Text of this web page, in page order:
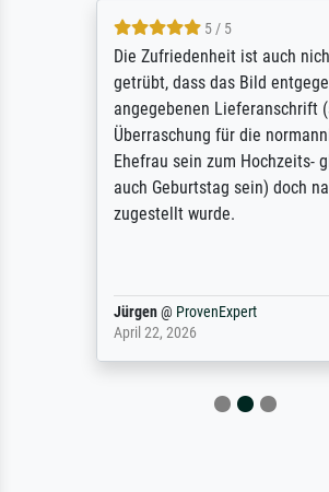
5 / 5
Die Zufriedenheit ist auch nicht
getrübt, dass das Bild entgegen
angegebenen Lieferanschrift
Überraschung für die
Ehefrau sein zum Hochzeits-
auch Geburtstag sein) doch nach
zugestellt wurde.
Jürgen@ProvenExpert
April 22, 2026